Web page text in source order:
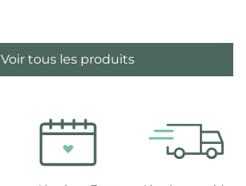
Voir tous les produits